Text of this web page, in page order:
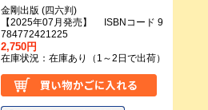
金剛出版 (四六判)
【2025年07月発売】 ISBNコード 9
784772421225
2,750円
在庫状況：在庫あり（1～2日で出荷）